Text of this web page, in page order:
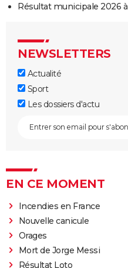
Résultat municipale 2026
NEWSLETTERS
Actualité
Sport
Les dossiers d'actu
EN CE MOMENT
Incendies en France
Nouvelle canicule
Orages
Mort de Jorge Messi
Résultat Loto